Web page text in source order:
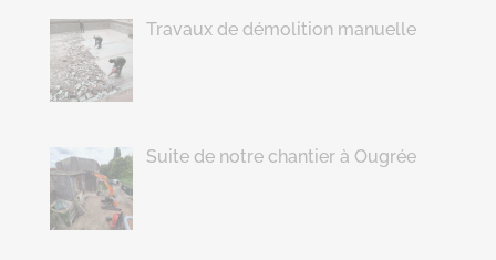
Travaux de démolition manuelle
Suite de notre chantier à Ougrée